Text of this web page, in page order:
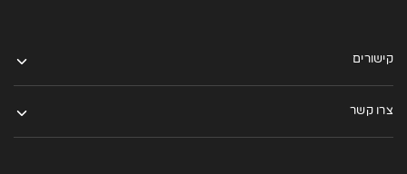
קישורים
צרו קשר